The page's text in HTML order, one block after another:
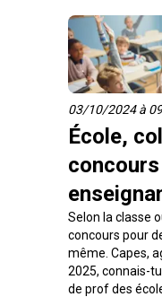
compétence clé :
cette raison
media
critique 2024.
03/10/2024 à
École,
Selon la classe
concours pour
même. Capes,
2025, connais-
de prof des